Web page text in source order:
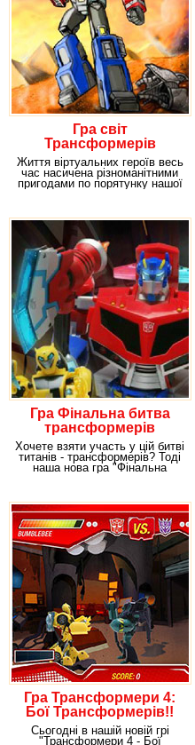
Гра світ
Трансформерів
Життя віртуальних героїв весь
час насичена різноманітними
пригодами по порятунку нашої
Гра Фінальна битва
трансформерів
Хочете взяти участь у цій битві
титанів - трансформерів? Тоді
наша нова гра "Фінальна
Гра Трансформери 4:
Бої Трансформерів!!
Сьогодні в нашій новій грі
"Трансформери 4 - Бої